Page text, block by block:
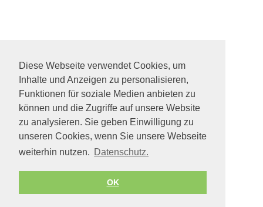
Diese Webseite verwendet Cookies, um
Inhalte und Anzeigen zu personalisieren,
Funktionen für soziale Medien anbieten zu
können und die Zugriffe auf unsere Website
zu analysieren. Sie geben Einwilligung zu
unseren Cookies, wenn Sie unsere Webseite
weiterhin nutzen. Datenschutz.
OK